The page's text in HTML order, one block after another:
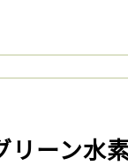
リーン水